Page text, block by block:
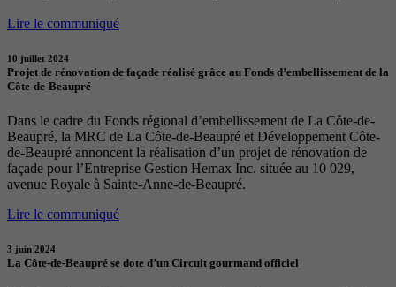
Lire le communiqué
10 juillet 2024
Projet de rénovation de façade réalisé grâce au Fonds d’embellissement de la
Côte-de-Beaupré
Dans le cadre du Fonds régional d’embellissement de La Côte-de-
Beaupré, la MRC de La Côte-de-Beaupré et Développement Côte-
de-Beaupré annoncent la réalisation d’un projet de rénovation de
façade pour l’Entreprise Gestion Hemax Inc. située au 10 029,
avenue Royale à Sainte-Anne-de-Beaupré.
Lire le communiqué
3 juin 2024
La Côte-de-Beaupré se dote d’un Circuit gourmand officiel